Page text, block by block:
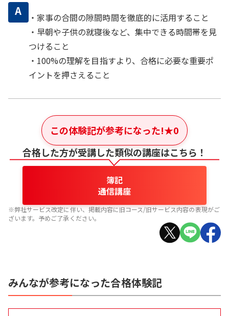
A
・家事の合間の隙間時間を徹底的に活用すること
・早朝や子供の就寝後など、集中できる時間帯を見
つけること
・100%の理解を目指すより、合格に必要な重要ポ
イントを押さえること
この体験記が参考になった!★0
合格した方が受講した類似の講座はこちら！
簿記
通信講座
※弊社サービス改定に伴い、掲載内容に旧コース/旧サービス内容の表現がご
ざいます。予めご了承ください。
みんなが参考になった合格体験記